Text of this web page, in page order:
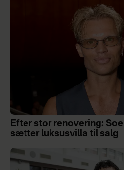
Efter stor renovering:
sætter luksusvilla til salg